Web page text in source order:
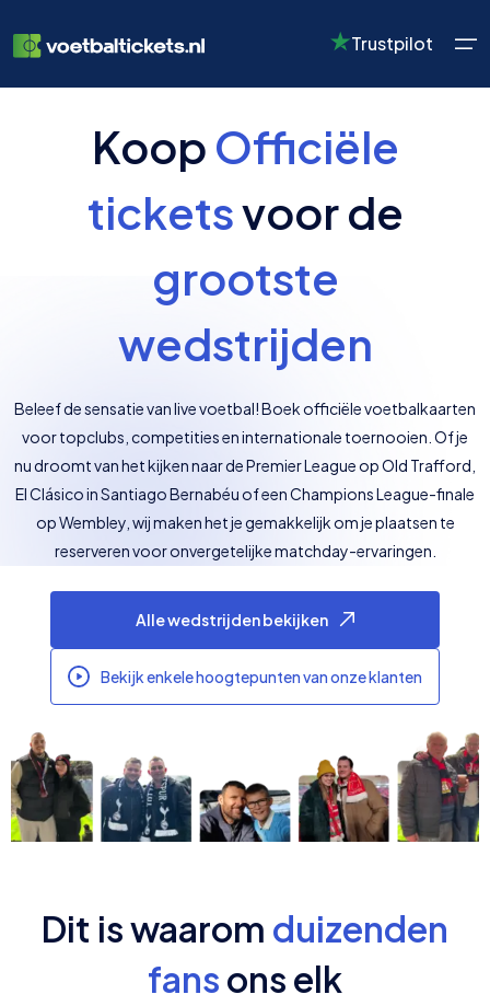
Trustpilot
KoopOfficiële
ticketsvoor de
grootste
wedstrijden
Beleef de sensatie van live voetbal! Boek officiële voetbalkaarten
voor topclubs, competities en internationale toernooien. Of je
nu droomt van het kijken naar de Premier League op Old Trafford,
El Clásico in Santiago Bernabéu of een Champions League-finale
op Wembley, wij maken het je gemakkelijk om je plaatsen te
reserveren voor onvergetelijke matchday-ervaringen.
Alle wedstrijden bekijken
Bekijk enkele hoogtepunten van onze klanten
Dit is waarom duizenden
fans ons elk
Selecteer uw taal
Nederland
Selecteer uw valuta
£ €